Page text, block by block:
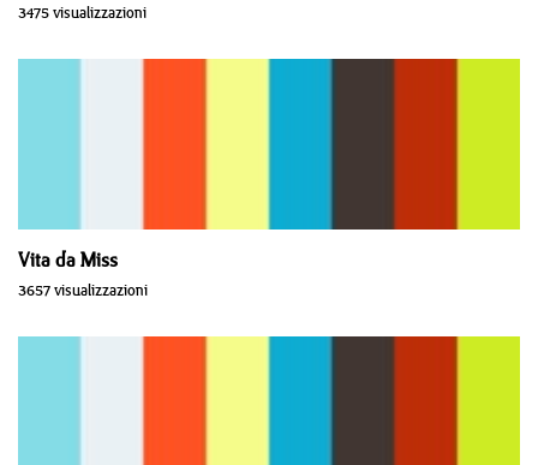
3475 visualizzazioni
Vita da Miss
3657 visualizzazioni